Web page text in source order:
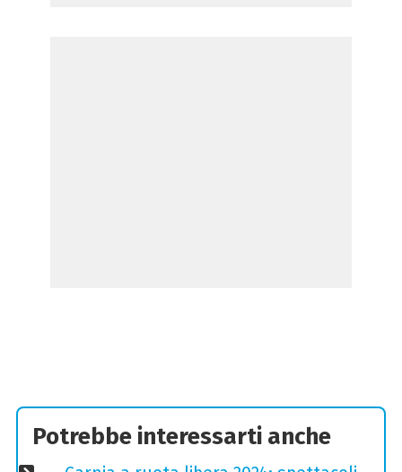
Potrebbe interessarti anche